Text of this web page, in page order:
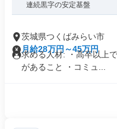
連続黒字の安定基盤
茨城県つくばみらい市
月給28万円～45万円
求める人材: ・高卒以上
があること ・コミュ...